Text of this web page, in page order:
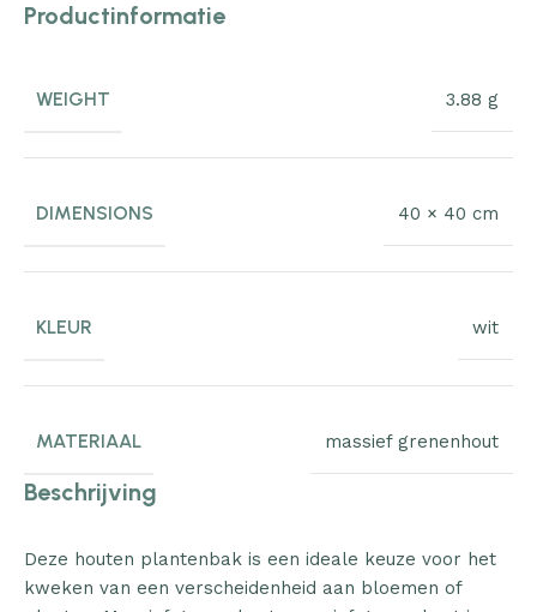
Productinformatie
WEIGHT 3.88 g
DIMENSIONS 40 × 40 cm
KLEUR wit
MATERIAAL massief grenenhout
Beschrijving
Deze houten plantenbak is een ideale keuze voor het
kweken van een verscheidenheid aan bloemen of